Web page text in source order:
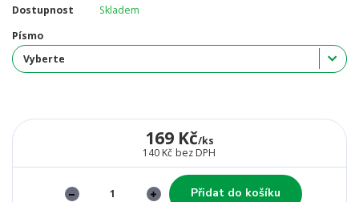
Dostupnost
Skladem
Písmo
169 Kč/ks
140 Kč bez DPH
Přidat do košíku